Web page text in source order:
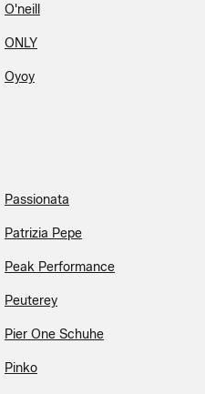
O'neill
ONLY
Oyoy
Passionata
Patrizia Pepe
Peak Performance
Peuterey
Pier One Schuhe
Pinko